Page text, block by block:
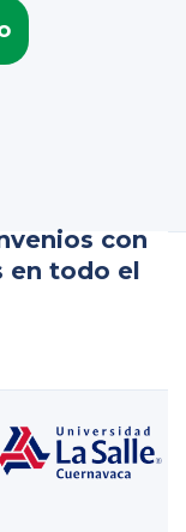
con
en todo el